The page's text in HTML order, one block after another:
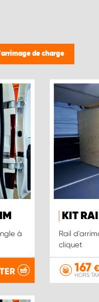
de charge
à
KIT
Rail
cliquet
167€
HORS